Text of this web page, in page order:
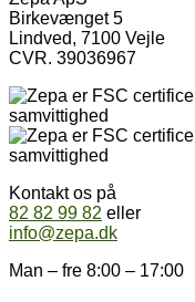
Birkevænget 5
Lindved, 7100 Vejle
CVR. 39036967
Kontakt os på
82 82 99 82 eller
info@zepa.dk
Man – fre 8:00 – 17:00